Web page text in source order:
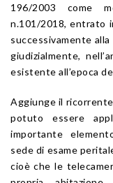
196/2003 come
n.101/2018, entrato
successivamente
giudizialmente,
esistente all’epoca
Aggiunge il
potuto essere
importante
sede di esame
cioè che le